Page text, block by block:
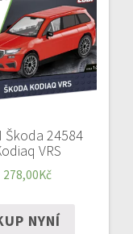
Škoda 24584
VRS
278,00Kč
NYNÍ